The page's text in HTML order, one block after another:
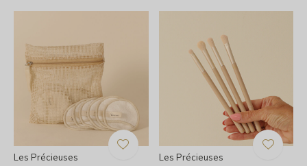
Les Précieuses Les Précieuses